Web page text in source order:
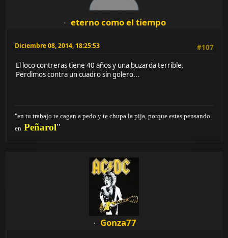
eterno como el tiempo
Diciembre 08, 2014, 18:25:53
#107
El loco contreras tiene 40 años y una buzarda terrible.
Perdimos contra un cuadro sin golero...
"en tu trabajo te cagan a pedo y te chupa la pija, porque estas pensando
en Peñarol"
Gonza77